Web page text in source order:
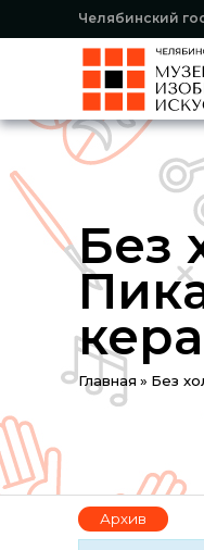
Челябинский
Без
You
are
Главная » Без
Архив